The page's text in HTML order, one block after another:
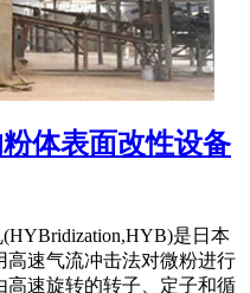
体表面改性设备
是日本
高速气流冲击法对微粉进行
高速旋转的转子、定子和循